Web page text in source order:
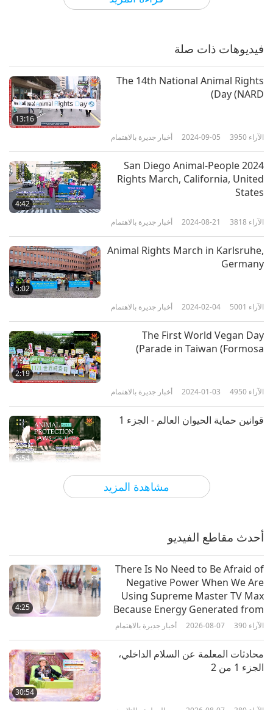
الوضع المزري لأصدقائنا من الحيوانات البحرية مع ترديد
مشاهدة المزيد
فيديوهات ذات صلة
13:16
The 14th National Animal Rights
Day (NARD)
أخبار جديرة بالاهتمام 2024-09-05 3950 الآراء
4:42
2024 San Diego Animal-People
Rights March, California, United
States
أخبار جديرة بالاهتمام 2024-08-21 3818 الآراء
5:02
Animal Rights March in Karlsruhe,
Germany
أخبار جديرة بالاهتمام 2024-02-04 5001 الآراء
2:19
The First World Vegan Day
Parade in Taiwan (Formosa)
أخبار جديرة بالاهتمام 2024-01-03 4950 الآراء
5:54
قوانين حماية الحيوان العالم - الجزء 1
مختصرات 2020-09-07
قصص بطولية لأمة الحيوانات: الجزء
الأول من سلسلة متعددة الأجزاء
قصص إنقاذ أمة الحيوانات: الجزء الأول
أحدث مقاطع الفيديو
4:25
There Is No Need to Be Afraid of
Negative Power When We Are
Using Supreme Master TV Max
Because Energy Generated from
It Is Far More Powerful than Any
أخبار جديرة بالاهتمام 2026-08-07 390 الآراء
30:54
محادثات المعلمة عن السلام الداخلي،
الجزء 1 من 2